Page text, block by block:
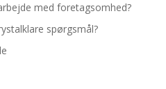
med foretagsomhed?
spørgsmål?